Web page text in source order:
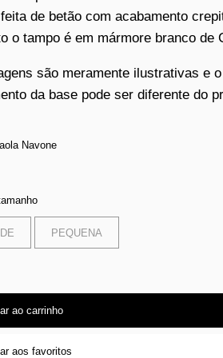
de betão com acabamento
o tampo é em mármore branco de
são meramente ilustrativas e
da base pode ser diferente do
Navone
PEQUENA
ao carrinho
aos favoritos